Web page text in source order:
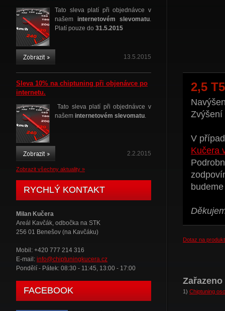
Tato sleva platí při objednávce v
našem internetovém slevomatu.
Platí pouze do 31.5.2015
13.5.2015
Sleva 10% na chiptuning při objenávce po
internetu.
Tato sleva platí při objednávce v
našem internetovém slevomatu.
2.2.2015
Zobrazit všechny aktuality »
RYCHLÝ KONTAKT
Milan Kučera
Areál Kavčák, odbočka na STK
256 01 Benešov (na Kavčáku)
Mobil: +420 777 214 316
E-mail: info@chiptuningkucera.cz
Pondělí - Pátek: 08:30 - 11:45, 13:00 - 17:00
FACEBOOK
2,5
Zvýšení
V
Kučera
Dotaz na produkt
1) Chiptuning